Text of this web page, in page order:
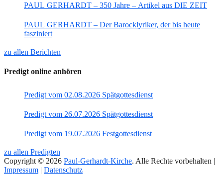
PAUL GERHARDT – 350 Jahre – Artikel aus DIE ZEIT
PAUL GERHARDT – Der Barocklyriker, der bis heute
fasziniert
zu allen Berichten
Predigt online anhören
Predigt vom 02.08.2026 Spätgottesdienst
Predigt vom 26.07.2026 Spätgottesdienst
Predigt vom 19.07.2026 Festgottesdienst
zu allen Predigten
Copyright © 2026 Paul-Gerhardt-Kirche. Alle Rechte vorbehalten |
Impressum | Datenschutz